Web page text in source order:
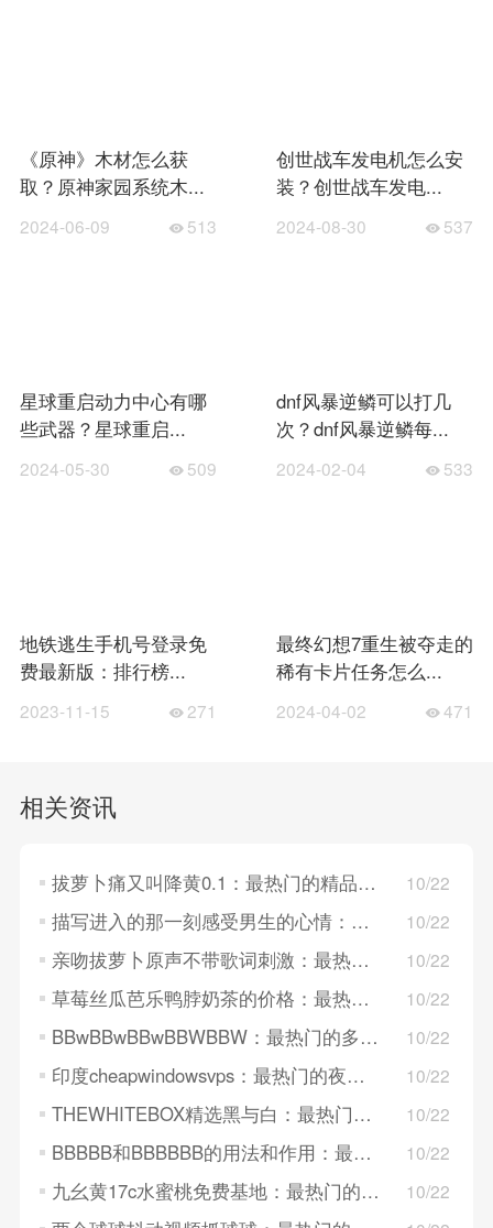
《原神》木材怎么获
取？原神家园系统木...
2024-06-09 513
创世战车发电机怎么安
装？创世战车发电...
2024-08-30 537
星球重启动力中心有哪
些武器？星球重启...
2024-05-30 509
dnf风暴逆鳞可以打几
次？dnf风暴逆鳞每...
2024-02-04 533
地铁逃生手机号登录免
费最新版：排行榜...
2023-11-15 271
最终幻想7重生被夺走的
稀有卡片任务怎么...
2024-04-02 471
相关资讯
拔萝卜痛又叫降黄0.1：最热门的精品多人直播，定制化表演！ 10/22
描写进入的那一刻感受男生的心情：最热门的高水准才艺直播，表达爱意！ 10/22
亲吻拔萝卜原声不带歌词刺激：最热门的高清姐妹直播，动画特效礼物！ 10/22
草莓丝瓜芭乐鸭脖奶茶的价格：最热门的无痕迹多人直播，设定标签！ 10/22
BBwBBwBBwBBWBBW：最热门的多风格连麦直播，网络线路稳定！ 10/22
印度cheapwindowsvps：最热门的夜晚跳舞直播，无需购买VIP会员！ 10/22
THEWHITEBOX精选黑与白：最热门的国外18必看直播，丰富夜间节目！ 10/22
BBBBB和BBBBBB的用法和作用：最热门的免注册户外直播，推出综艺资源！ 10/22
九幺黄17c水蜜桃免费基地：最热门的正能量夜晚直播，原创短视频！ 10/22